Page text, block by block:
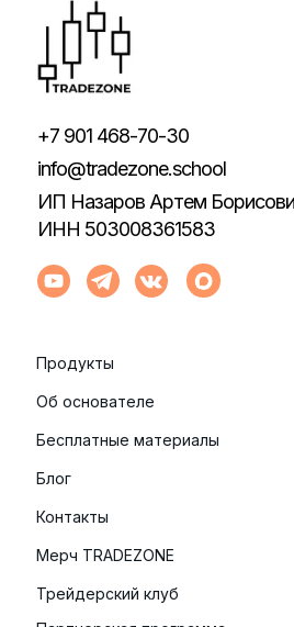
info@tradezone.school
ИП Назаров Артем
ИНН 503008361583
Продукты
Бесплатные материалы
Об основателе
Трейдерский клуб
Блог
Мерч TRADEZONE
Контакты
+7 901 468-70-30